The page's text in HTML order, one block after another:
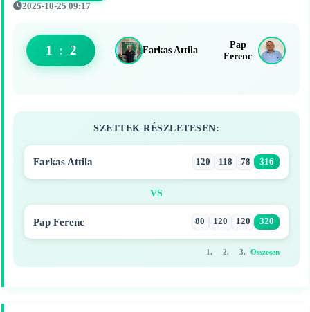
2025-10-25 09:17
Farkas Attila
1 : 2
Pap
Ferenc
SZETTEK RÉSZLETESEN:
Farkas Attila 120 118 78 316
VS
Pap Ferenc 80 120 120 320
1. 2. 3. Összesen